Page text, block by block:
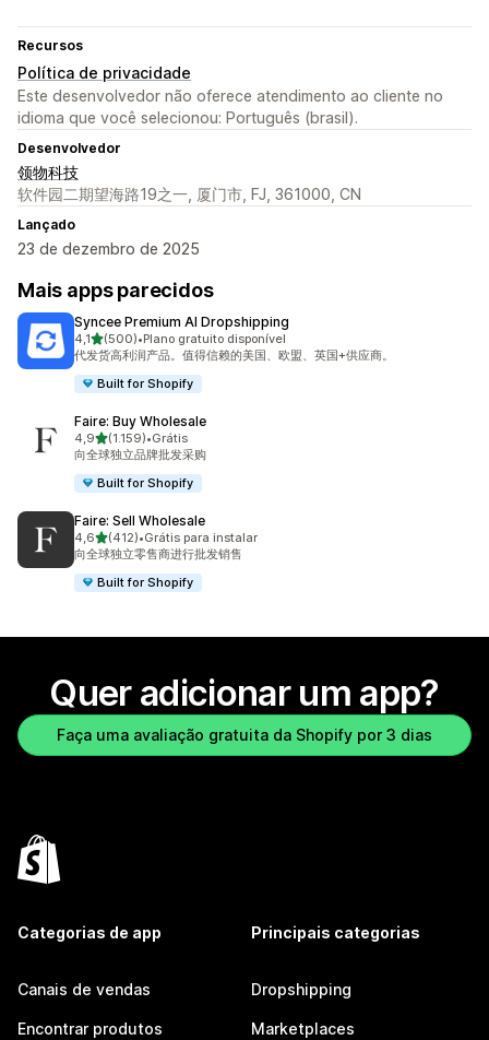
Recursos
Política de privacidade
Este desenvolvedor não oferece atendimento ao cliente no
idioma que você selecionou: Português (brasil).
Desenvolvedor
领物科技
软件园二期望海路19之一, 厦门市, FJ, 361000, CN
Lançado
23 de dezembro de 2025
Mais apps parecidos
Syncee Premium AI Dropshipping
4,1de 5 estrelas
(500)
500 avaliações ao todo
•Plano gratuito disponível
代发货高利润产品。值得信赖的美国、欧盟、英国+供应商。
Built for Shopify
Faire: Buy Wholesale
4,9de 5 estrelas
(1.159)
1159 avaliações ao todo
•Grátis
向全球独立品牌批发采购
Built for Shopify
Faire: Sell Wholesale
4,6de 5 estrelas
(412)
412 avaliações ao todo
•Grátis para instalar
向全球独立零售商进行批发销售
Built for Shopify
Quer adicionar um app?
Faça uma avaliação gratuita da Shopify por 3 dias
Categorias de app
Canais de vendas
Encontrar produtos
Principais categorias
Dropshipping
Marketplaces